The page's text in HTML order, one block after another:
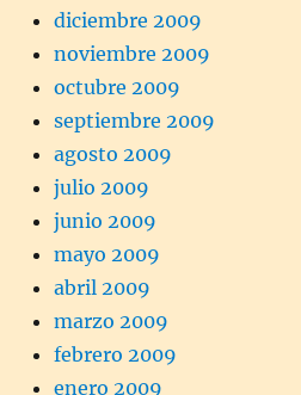
diciembre 2009
noviembre 2009
octubre 2009
septiembre 2009
agosto 2009
julio 2009
junio 2009
mayo 2009
abril 2009
marzo 2009
febrero 2009
enero 2009